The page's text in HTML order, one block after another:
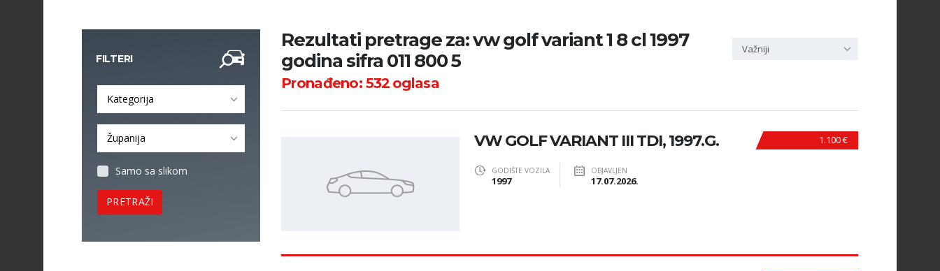
FILTERI
Kategorija
Županija
Samo sa slikom
PRETRAŽI
Rezultati pretrage za: vw golf variant 1 8 cl 1997
godina sifra 011 800 5
Pronađeno:532oglasa
Važniji
1.100 €
VW GOLF VARIANT III TDI, 1997.G.
GODIŠTE VOZILA
1997
OBJAVLJEN
17.07.2026.